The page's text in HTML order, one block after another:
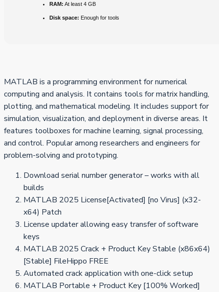
RAM: At least 4 GB
Disk space: Enough for tools
MATLAB is a programming environment for numerical
computing and analysis. It contains tools for matrix handling,
plotting, and mathematical modeling. It includes support for
simulation, visualization, and deployment in diverse areas. It
features toolboxes for machine learning, signal processing,
and control. Popular among researchers and engineers for
problem-solving and prototyping.
Download serial number generator – works with all
builds
MATLAB 2025 License[Activated] [no Virus] (x32-
x64) Patch
License updater allowing easy transfer of software
keys
MATLAB 2025 Crack + Product Key Stable (x86x64)
[Stable] FileHippo FREE
Automated crack application with one-click setup
MATLAB Portable + Product Key [100% Worked]